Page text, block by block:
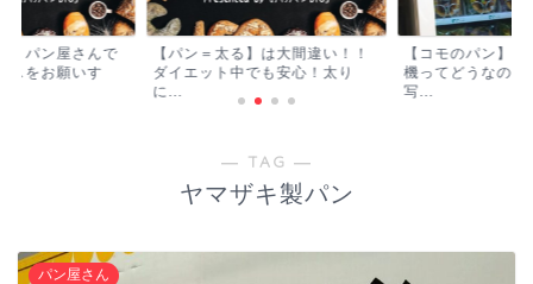
ン＝太る】は大間違い！！
エット中でも安心！太り
【コモのパン】パンの自動販売
機ってどうなの？購入手順を
Cafe
ショ
― TAG ―
ヤマザキ製パン
パン屋さん